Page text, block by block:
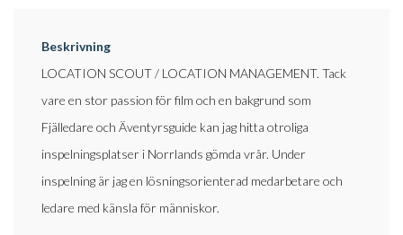
Beskrivning
LOCATION SCOUT / LOCATION MANAGEMENT. Tack
vare en stor passion för film och en bakgrund som
Fjälledare och Äventyrsguide kan jag hitta otroliga
inspelningsplatser i Norrlands gömda vrår. Under
inspelning är jag en lösningsorienterad medarbetare och
ledare med känsla för människor.